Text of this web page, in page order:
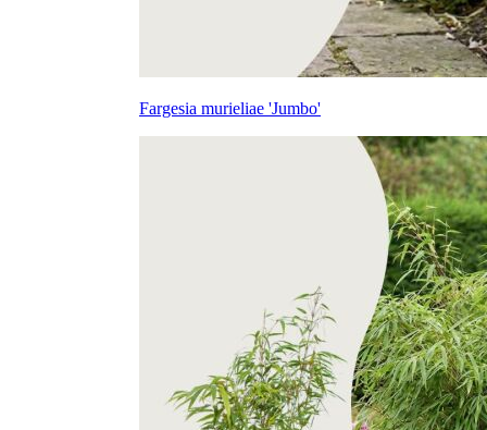
Fargesia murieliae 'Jumbo'